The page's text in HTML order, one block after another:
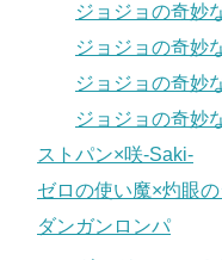
ジョジョの奇妙
ジョジョの奇妙
ジョジョの奇妙
ジョジョの奇妙
ストパン×咲-Saki-
ゼロの使い魔×灼眼
ダンガンロンパ